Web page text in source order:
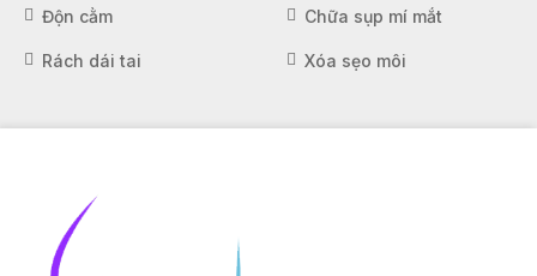
Độn cằm Chữa sụp mí mắt
Rách dái tai Xóa sẹo môi